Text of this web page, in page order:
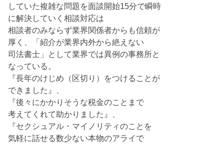
していた複雑な問題を面談開始15分で瞬時
に解決していく相談対応は
相談者のみならず業界関係者からも信頼が
厚く、「紹介が業界内外から絶えない
司法書士」として業界では異例の事務所と
なっている。
『長年のけじめ（区切り）をつけることが
できました』、
『後々にかかりそうな税金のことまで
考えてくれて助かりました』、
『セクシュアル・マイノリティのことを
気軽に話せる数少ない本物のアライで